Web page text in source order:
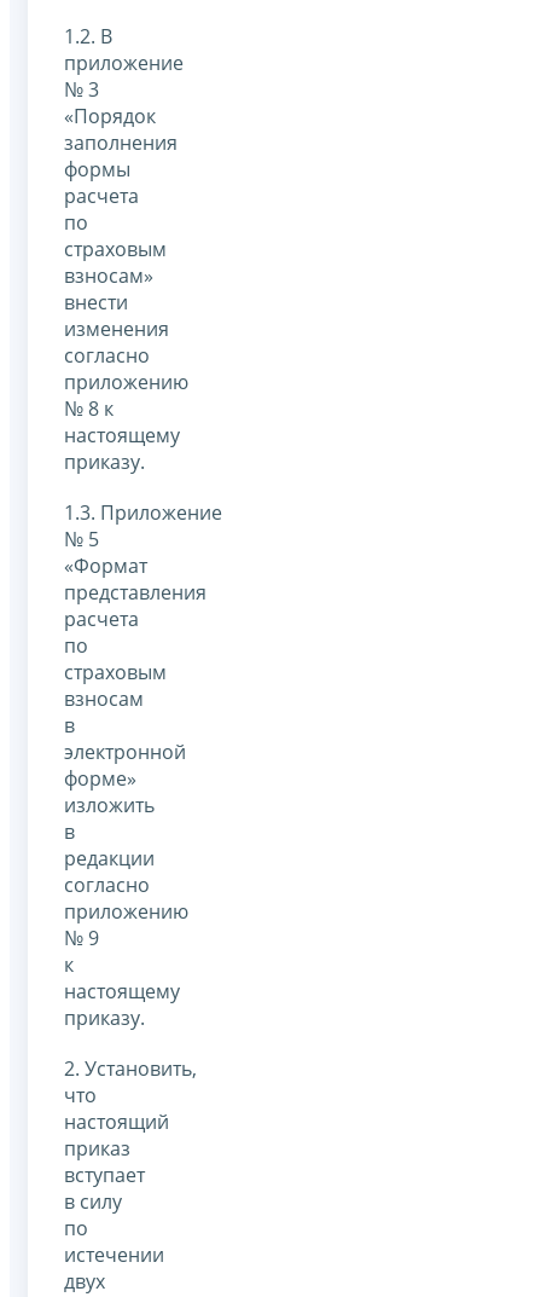
1.2. В
приложение
№ 3
«Порядок
заполнения
формы
расчета
по
страховым
взносам»
внести
изменения
согласно
приложению
№ 8 к
настоящему
приказу.
1.3. Приложение
№ 5
«Формат
представления
расчета
по
страховым
взносам
в
электронной
форме»
изложить
в
редакции
согласно
приложению
№ 9
к
настоящему
приказу.
2. Установить,
что
настоящий
приказ
вступает
в силу
по
истечении
двух